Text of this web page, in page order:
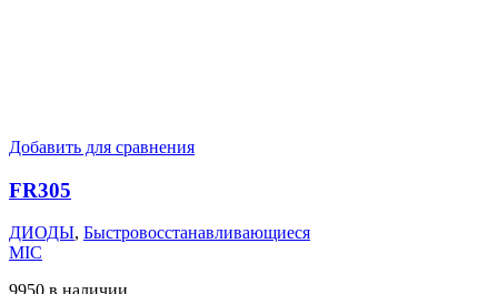
Добавить для сравнения
FR305
ДИОДЫ, Быстровосстанавливающиеся
MIC